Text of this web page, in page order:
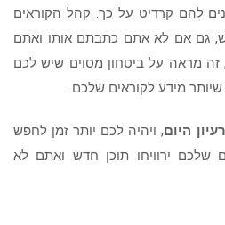
להם קרדיט על כך. קהל הקוראים
גם אם לא אתם כתבתם אותו ואתם
זה מראה על ביטחון מסוים שיש לכם
מידע לקוראים שלכם.
היום, ויהיה לכם יותר זמן לחפש
שלכם ירוויחו תוכן חדש ואתם לא